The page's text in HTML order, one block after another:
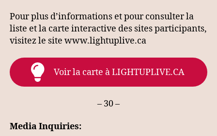
Pour plus d’informations et pour consulter la
liste et la carte interactive des sites participants,
visitez le site ​www.lightuplive.ca
Voir la carte à LIGHTUPLIVE.CA
– 30 –
Media Inquiries: